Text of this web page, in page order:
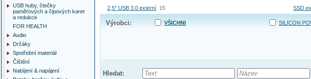
2,5" USB 3.0 externí 15 SSD
Výrobci: VŠICHNI SILICON
Hledat:
USB huby, čtečky
paměťových a čipových karet
a redukce
FOR HEALTH
Audio
Držáky
Spotřební materiál
Čištění
Nabíjení & napájení